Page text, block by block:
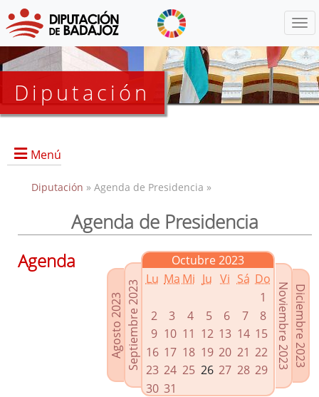
Diputación
Menú
Presidencia
Grupos Políticos
Enlaces relacionados
Agenda de Presidencia
Plenos provinciales y Juntas de gobierno
Oficina de Proyectos Europeos
Diputación » Agenda de Presidencia »
Agenda de Presidencia
Agosto 2023Septiembre 2023
Octubre 2023
Lu Ma Mi Ju Vi Sá Do
1
2
3 4 5 6 7
8
9 10 11 12 13 14 15
16 17 18 19 20 21 22
23 24 25 26 27 28 29
30 31
Diciembre 2023
Noviembre 2023
Agenda